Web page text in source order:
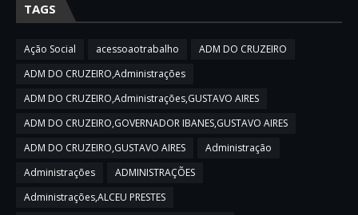
TAGS
Ação Social acessoaotrabalho
ADM DO CRUZEIRO
ADM DO CRUZEIRO,Administrações
ADM DO CRUZEIRO,Administrações,GUSTAVO AIRES
ADM DO CRUZEIRO,GOVERNADOR IBANES,GUSTAVO AIRES
ADM DO CRUZEIRO,GUSTAVO AIRES
Administração
Administrações
ADMINISTRAÇÕES
Administrações,ALCEU PRESTES